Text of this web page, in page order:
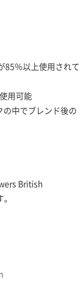
85％以上使用されて
用可能
中でブレンド後の
British